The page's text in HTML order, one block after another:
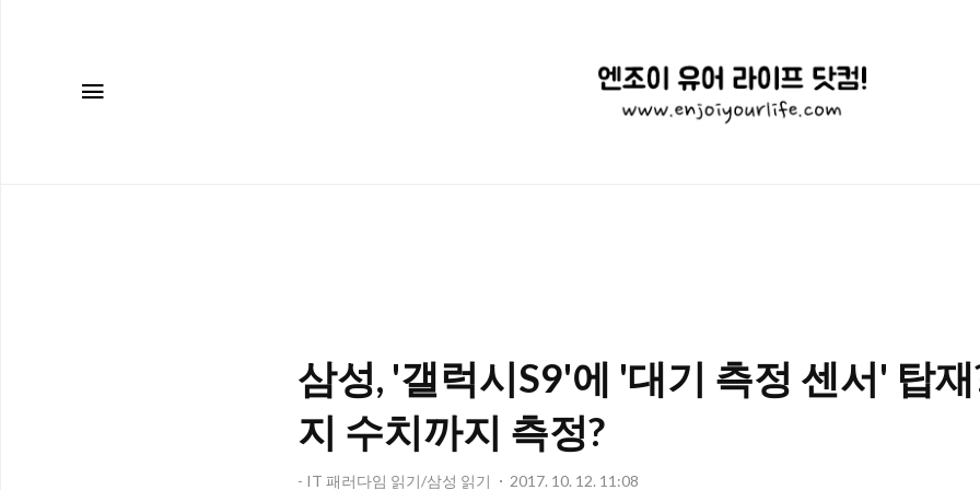
엔
조
프
삼성, '갤럭시S9'에 '대기 측정 센서' 탑재
지 수치까지 측정?
- IT 패러다임 읽기/삼성 읽기 2017. 10. 12. 11:08